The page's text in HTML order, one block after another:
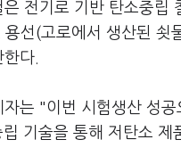
은 전기로 기반 탄소중립
선(고로에서 생산된 쇳
다.
자는 "이번 시험생산 성
기술을 통해 저탄소 제